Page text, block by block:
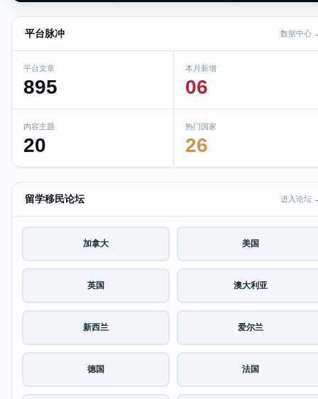
平台脉冲 数据中心
平台文章
895
本月新增
06
内容主题
20
热门国家
26
留学移民论坛 进入论坛
加拿大 美国
英国 澳大利亚
新西兰 爱尔兰
德国 法国